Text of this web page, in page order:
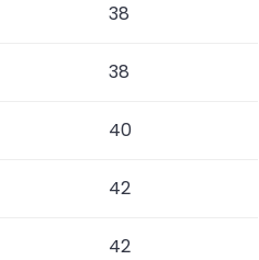
38
38
40
42
42